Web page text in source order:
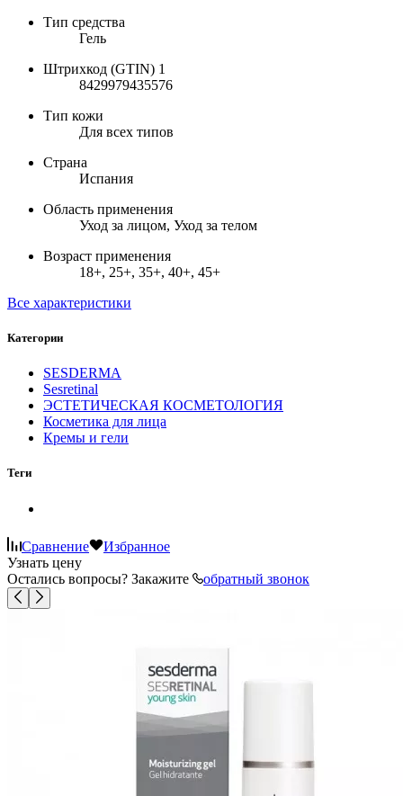
Тип средства
Гель
Штрихкод (GTIN) 1
8429979435576
Тип кожи
Для всех типов
Страна
Испания
Область применения
Уход за лицом, Уход за телом
Возраст применения
18+, 25+, 35+, 40+, 45+
Все характеристики
Категории
SESDERMA
Sesretinal
ЭСТЕТИЧЕСКАЯ КОСМЕТОЛОГИЯ
Косметика для лица
Кремы и гели
Теги
Сравнение
Избранное
Узнать цену
Остались вопросы? Закажите
обратный звонок